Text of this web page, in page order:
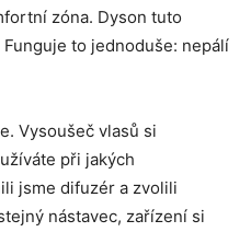
zóna. Dyson tuto
to jednoduše: nepálí
Vysoušeč vlasů si
při jakých
jsme difuzér a zvolili
nástavec, zařízení si